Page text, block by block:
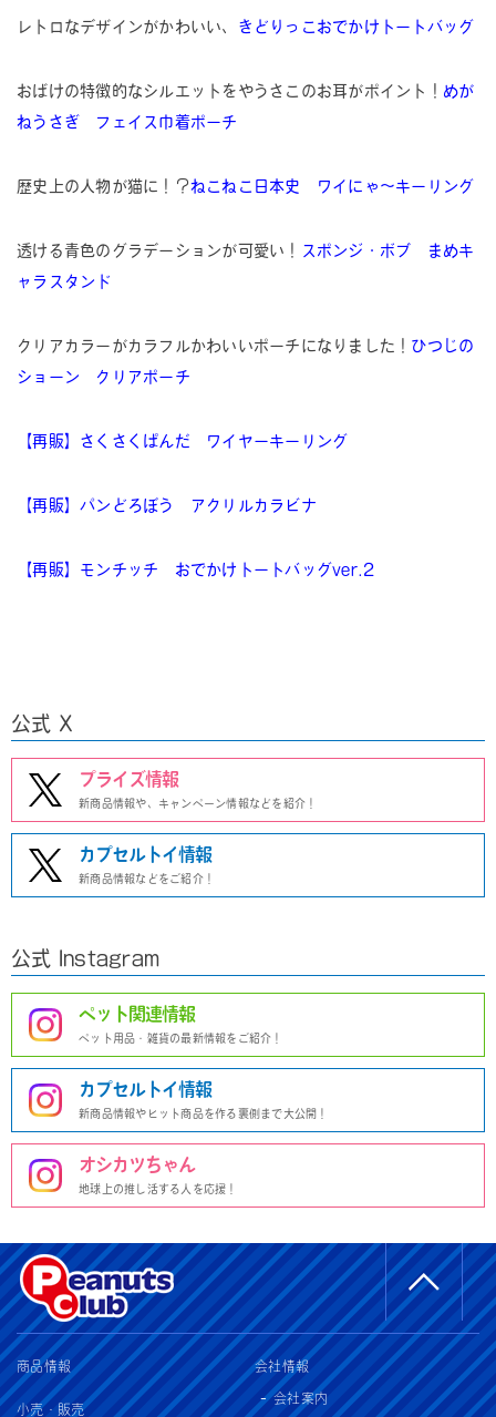
レトロなデザインがかわいい、 きどりっこおでかけトートバッグ
おばけの特徴的なシルエットをやうさこのお耳がポイント！ めが
ねうさぎ フェイス巾着ポーチ
歴史上の人物が猫に！？ねこねこ日本史 ワイにゃ〜キーリング
透ける青色のグラデーションが可愛い！
スポンジ・ボブ まめキ
ャラスタンド
クリアカラーがカラフルかわいいポーチになりました！ ひつじの
ショーン クリアポーチ
【再販】さくさくぱんだ ワイヤーキーリング
【再販】パンどろぼう アクリルカラビナ
【再販】モンチッチ おでかけトートバッグver.2
公式 X
プライズ情報
新商品情報や、キャンペーン情報などを紹介！
カプセルトイ情報
新商品情報などをご紹介！
公式 Instagram
ペット関連情報
ペット用品・雑貨の最新情報をご紹介！
カプセルトイ情報
新商品情報やヒット商品を作る裏側まで大公開！
オシカツちゃん
地球上の推し活する人を応援！
商品情報
小売・販売
会社情報
会社案内